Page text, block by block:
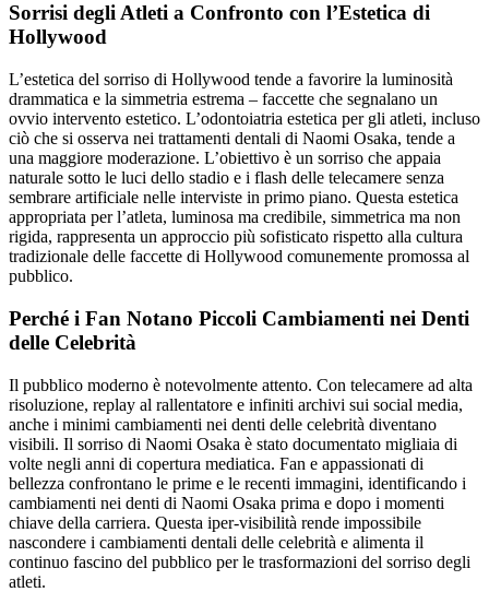
Sorrisi degli Atleti a Confronto con l’Estetica di
Hollywood
L’estetica del sorriso di Hollywood tende a favorire la luminosità
drammatica e la simmetria estrema – faccette che segnalano un
ovvio intervento estetico. L’odontoiatria estetica per gli atleti, incluso
ciò che si osserva nei trattamenti dentali di Naomi Osaka, tende a
una maggiore moderazione. L’obiettivo è un sorriso che appaia
naturale sotto le luci dello stadio e i flash delle telecamere senza
sembrare artificiale nelle interviste in primo piano. Questa estetica
appropriata per l’atleta, luminosa ma credibile, simmetrica ma non
rigida, rappresenta un approccio più sofisticato rispetto alla cultura
tradizionale delle faccette di Hollywood comunemente promossa al
pubblico.
Perché i Fan Notano Piccoli Cambiamenti nei Denti
delle Celebrità
Il pubblico moderno è notevolmente attento. Con telecamere ad alta
risoluzione, replay al rallentatore e infiniti archivi sui social media,
anche i minimi cambiamenti nei denti delle celebrità diventano
visibili. Il sorriso di Naomi Osaka è stato documentato migliaia di
volte negli anni di copertura mediatica. Fan e appassionati di
bellezza confrontano le prime e le recenti immagini, identificando i
cambiamenti nei denti di Naomi Osaka prima e dopo i momenti
chiave della carriera. Questa iper-visibilità rende impossibile
nascondere i cambiamenti dentali delle celebrità e alimenta il
continuo fascino del pubblico per le trasformazioni del sorriso degli
atleti.